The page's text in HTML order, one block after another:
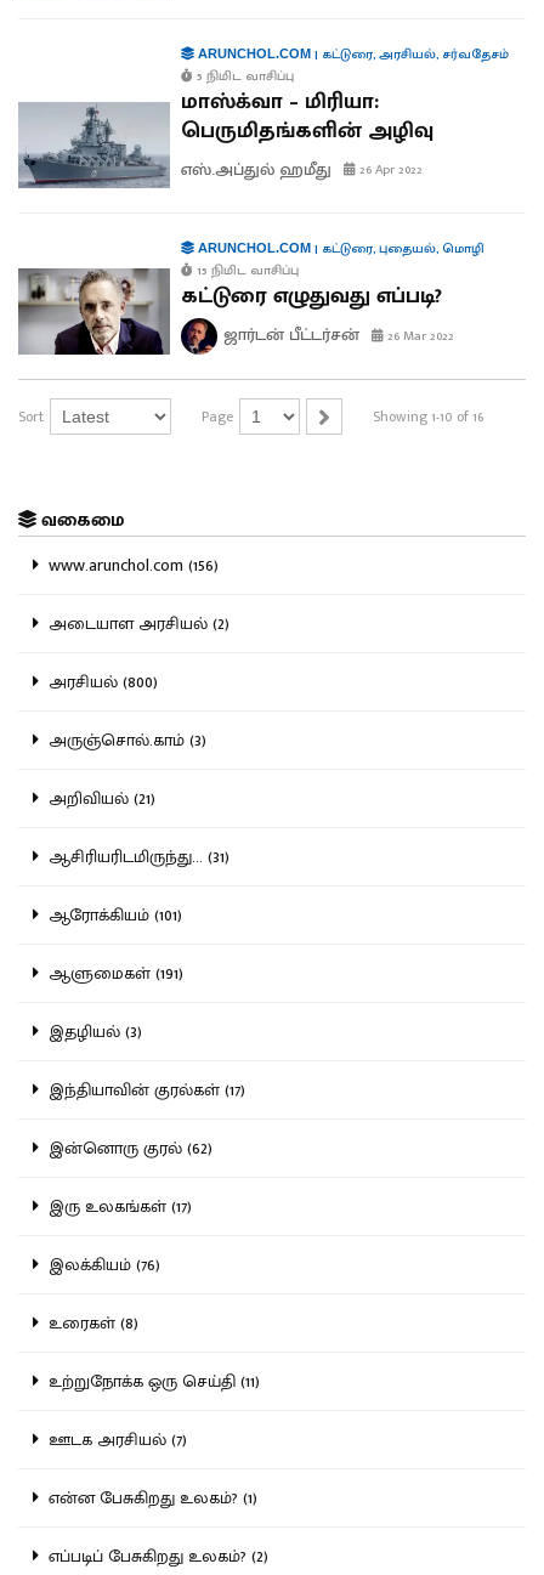
ARUNCHOL.COM| கட்டுரை,அரசியல், சர்வதேசம்
5 நிமிட வாசிப்பு
மாஸ்க்வா – மிரியா:
பெருமிதங்களின் அழிவு
எஸ்.அப்துல் ஹமீது 26 Apr 2022
ARUNCHOL.COM| கட்டுரை,புதையல்,மொழி
15 நிமிட வாசிப்பு
கட்டுரை எழுதுவது எப்படி?
ஜார்டன் பீட்டர்சன் 26 Mar 2022
Sort Page Showing 1-10 of 16
வகைமை
www.arunchol.com (156)
அடையாள அரசியல் (2)
அரசியல் (800)
அருஞ்சொல்.காம் (3)
அறிவியல் (21)
ஆசிரியரிடமிருந்து... (31)
ஆரோக்கியம் (101)
ஆளுமைகள் (191)
இதழியல் (3)
இந்தியாவின் குரல்கள் (17)
இன்னொரு குரல் (62)
இரு உலகங்கள் (17)
இலக்கியம் (76)
உரைகள் (8)
உற்றுநோக்க ஒரு செய்தி (11)
ஊடக அரசியல் (7)
என்ன பேசுகிறது உலகம்? (1)
எப்படிப் பேசுகிறது உலகம்? (2)